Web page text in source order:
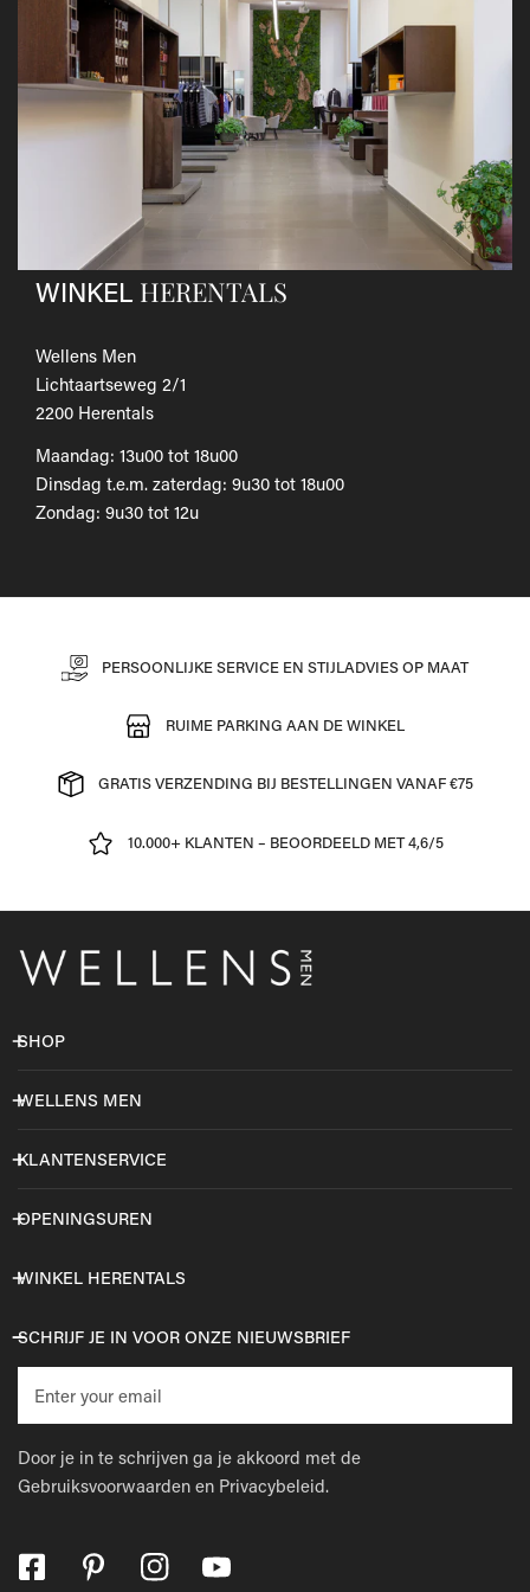
andere koerier; de kosten hiervan zijn voor eigen
rekening.
Gebruik hiervoor hetretourformulier.
​Het door jou betaalde bedrag wordt zo snel mogelijk
teruggestort.
Als je het wilt omruilen voor een ander artikel, dien je een
nieuwe bestelling te plaatsen.
Voor onze uitgebreide beleid betreffende verzenden en
retourneren, raadpleeg onze Veelgestelde vragen
WINKEL HERENTALS
Wellens Men
Lichtaartseweg 2/1
2200 Herentals
Maandag: 13u00 tot 18u00
Dinsdag t.e.m. zaterdag: 9u30 tot 18u00
Zondag: 9u30 tot 12u
PERSOONLIJKE SERVICE EN STIJLADVIES OP MAAT
RUIME PARKING AAN DE WINKEL
GRATIS VERZENDING BIJ BESTELLINGEN VANAF €75
10.000+ KLANTEN – BEOORDEELD MET 4,6/5
SHOP
WELLENS MEN
KLANTENSERVICE
OPENINGSUREN
WINKEL HERENTALS
SCHRIJF JE IN VOOR ONZE NIEUWSBRIEF
mail
Door je in te schrijven ga je akkoord met de
Gebruiksvoorwaarden en Privacybeleid.